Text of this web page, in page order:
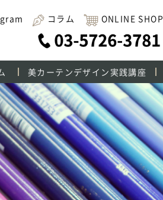
コラム ONLINE SHOP
美カーテンデザイン実践講座